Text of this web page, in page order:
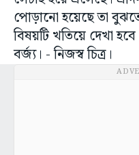
পোড়ানো হয়েছে তা
বিষয়টি খতিয়ে দেখা
বর্জ্য। - নিজস্ব চিত্র।